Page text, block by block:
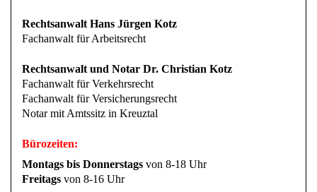
Rechtsanwalt Hans Jürgen Kotz
Fachanwalt für Arbeitsrecht
Rechtsanwalt und Notar Dr. Christian Kotz
Fachanwalt für Verkehrsrecht
Fachanwalt für Versicherungsrecht
Notar mit Amtssitz in Kreuztal
Bürozeiten:
Montags bis Donnerstags von 8-18 Uhr
Freitags von 8-16 Uhr